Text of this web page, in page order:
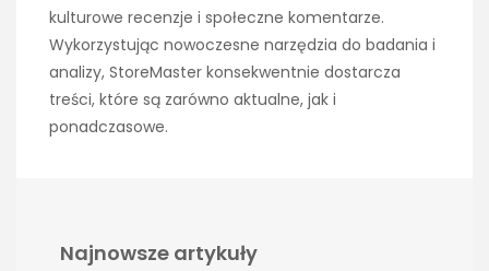
kulturowe recenzje i społeczne komentarze.
Wykorzystując nowoczesne narzędzia do badania i
analizy, StoreMaster konsekwentnie dostarcza
treści, które są zarówno aktualne, jak i
ponadczasowe.
Najnowsze artykuły